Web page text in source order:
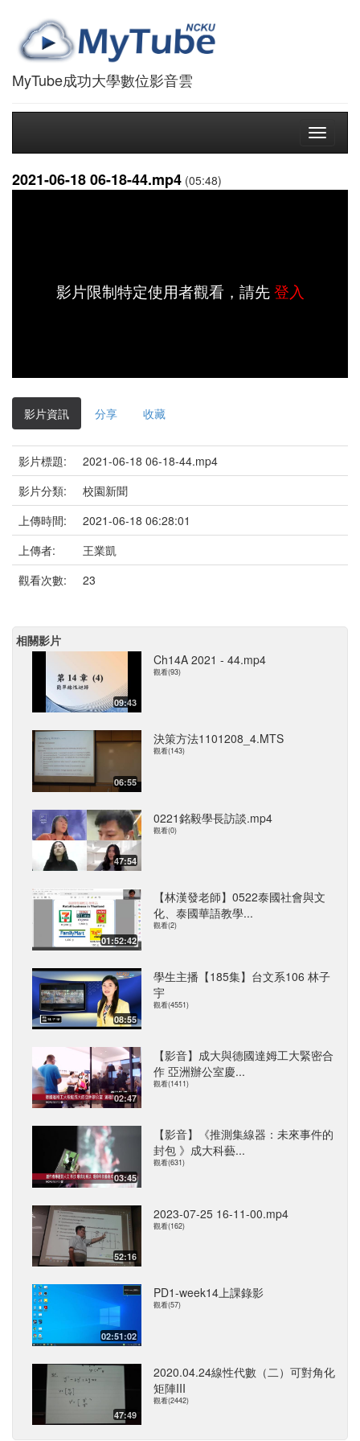
MyTube成功大學數位影音雲
Toggle
2021-06-18 06-18-44.mp4 (05:48)
影片限制特定使用者觀看，請先登入
影片資訊 分享 收藏
影片標題:
2021-06-18 06-18-44.mp4
影片分類:
校園新聞
上傳時間:
2021-06-18 06:28:01
上傳者:
王業凱
觀看次數:
23
相關影片
09:43
Ch14A 2021 - 44.mp4
觀看(93)
06:55
決策方法1101208_4.MTS
觀看(143)
47:54
0221銘毅學長訪談.mp4
觀看(0)
01:52:42
【林漢發老師】0522泰國社會與文
化、泰國華語教學...
觀看(2)
08:55
學生主播【185集】台文系106 林子
宇
觀看(4551)
02:47
【影音】成大與德國達姆工大緊密合
作 亞洲辦公室慶...
觀看(1411)
03:45
【影音】《推測集線器：未來事件的
封包 》成大科藝...
觀看(631)
52:16
2023-07-25 16-11-00.mp4
觀看(162)
02:51:02
PD1-week14上課錄影
觀看(57)
47:49
2020.04.24線性代數（二）可對角化
矩陣III
觀看(2442)